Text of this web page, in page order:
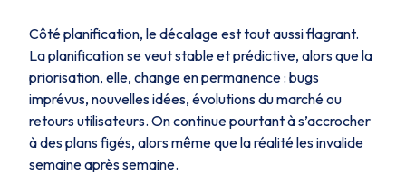
Côté planification, le décalage est tout aussi flagrant.
La planification se veut stable et prédictive, alors que la
priorisation, elle, change en permanence : bugs
imprévus, nouvelles idées, évolutions du marché ou
retours utilisateurs. On continue pourtant à s’accrocher
à des plans figés, alors même que la réalité les invalide
semaine après semaine.